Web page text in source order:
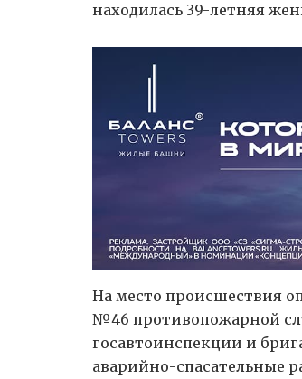
находилась 39-летняя
На место происшествия
№46 противопожарной
госавтоинспекции и
аварийно-спасательные